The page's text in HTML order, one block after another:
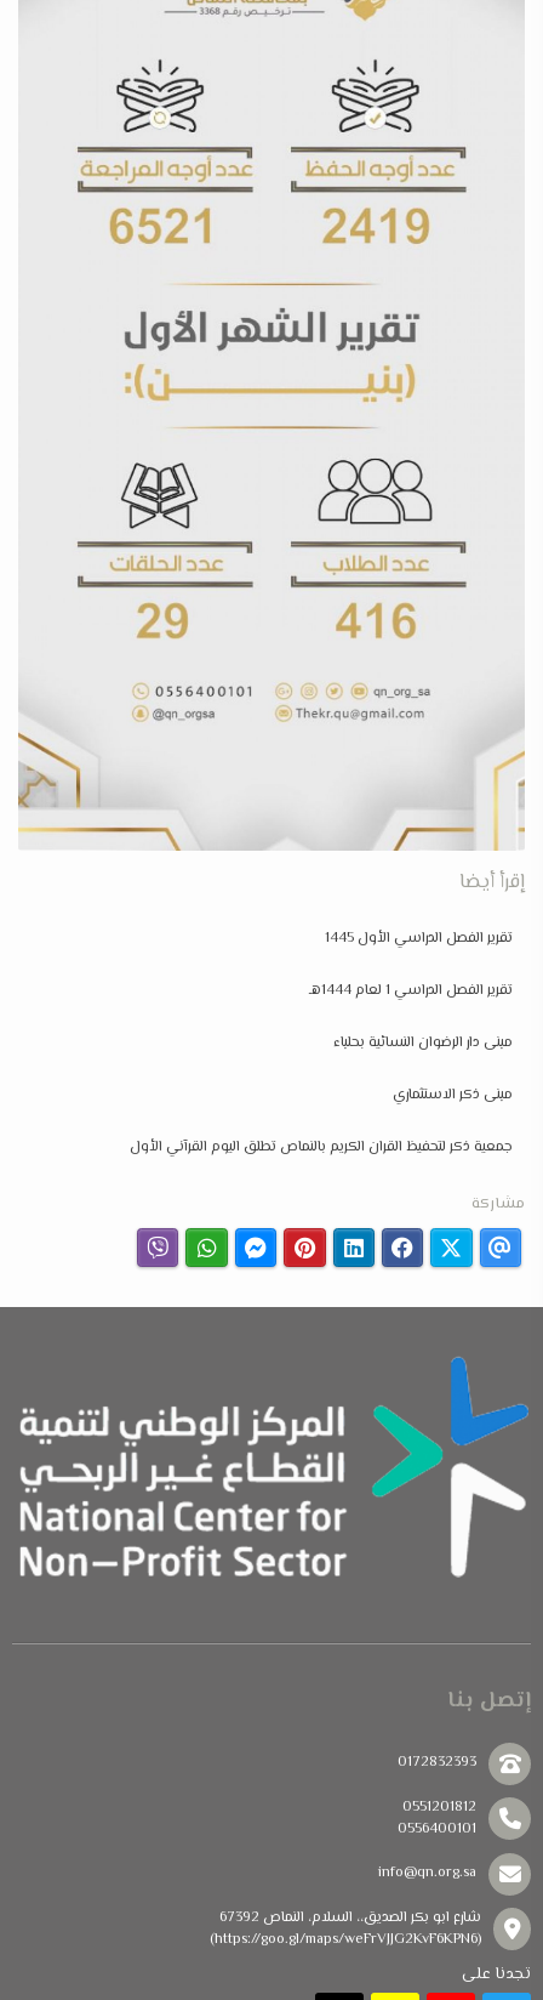
إقرأ أيضا
تقرير الفصل الدراسي الأول 1445
تقرير الفصل الدراسي 1 لعام 1444هـ
مبنى دار الرضوان النسائية بحلباء
مبنى ذكر الاستثماري
جمعية ذكر لتحفيظ القران الكريم بالنماص تطلق اليوم القرآني الأول
مشاركة
إتصل بنا
0172832393
0551201812
0556400101
info@qn.org.sa
شارع ابو بكر الصديق،، السلام، النماص 67392
(https://goo.gl/maps/weFrVJJG2KvF6KPN6)
تجدنا على